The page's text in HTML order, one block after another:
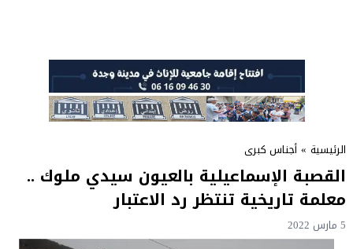
الرئيسية » أجناس كبرى
القصبة الإسماعيلية بالعيون سيدي ملوك ..
معلمة تاريخية تنتظر رد الاعتبار
5 مارس 2022